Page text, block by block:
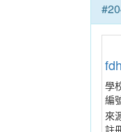
學
編
來